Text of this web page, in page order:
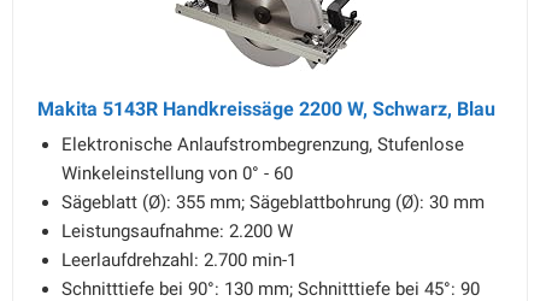
Makita 5143R Handkreissäge 2200 W, Schwarz, Blau
Elektronische Anlaufstrombegrenzung, Stufenlose
Winkeleinstellung von 0° - 60
Sägeblatt (Ø): 355 mm; Sägeblattbohrung (Ø): 30 mm
Leistungsaufnahme: 2.200 W
Leerlaufdrehzahl: 2.700 min-1
Schnitttiefe bei 90°: 130 mm; Schnitttiefe bei 45°: 90